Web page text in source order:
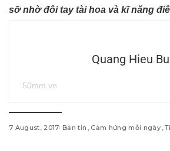
sỡ nhờ đôi tay tài hoa và kĩ năng
Quang Hieu
50mm.vn
7 August, 2017 Bản tin Cảm hứng mỗi ngày